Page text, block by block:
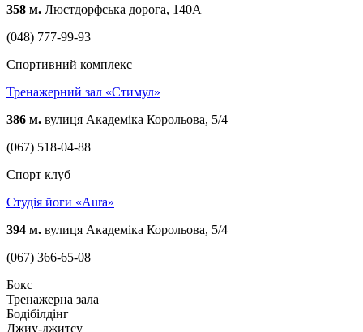
358 м. Люстдорфська дорога, 140А
(048) 777-99-93
Спортивний комплекс
Тренажерний зал «Стимул»
386 м. вулиця Академіка Корольова, 5/4
(067) 518-04-88
Спорт клуб
Студія йоги «Aura»
394 м. вулиця Академіка Корольова, 5/4
(067) 366-65-08
Бокс
Тренажерна зала
Бодібілдінг
Джиу-джитсу